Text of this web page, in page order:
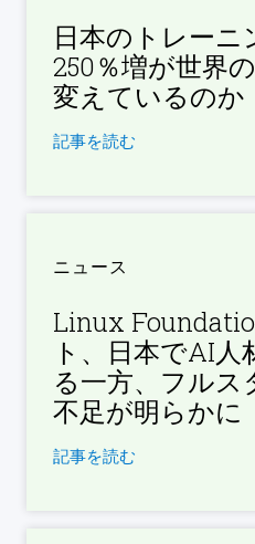
日本のトレーニ
250％増が世界
変えているのか
記事を読む
ニュース
Linux
ト、日本でAI人
る一方、フル
不足が明らかに
記事を読む